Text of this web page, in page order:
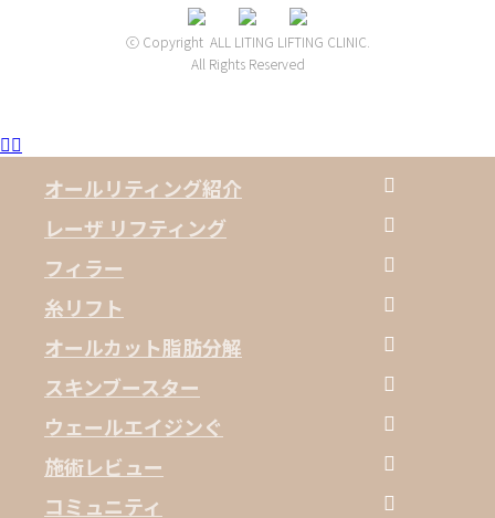
ⓒ Copyright ALL LITING LIFTING CLINIC.
All Rights Reserved
Menu
Close
Menu
オールリティング紹介
オールリティング紹介
オールリティングの哲学
オールリティング医療人
病院見て回る
診療案内・交通アクセス
レーザ リフティング
ウルセラ
ウルセラ
アイウルセラ
サーマクール
サーマクールFLX
アイサーマクールFLX
オリジオ
オリジオ
アイオリジオ
チタニウムリフティング
チューンフェイス
ポテンツァ
フィラー
非手術輪郭固定フェイスフィラー
カスタム唇フィラー
ブライト目の下フィラー
オールリティング ネック・クリアセル
糸リフト
モノ糸リフト
ミント糸リフト
シルエットソフト糸リフト
オールカット脂肪分解
オールティング
オールカット
スキンブースター
リジュラン
ジュベルック
水光
ウェールエイジンぐ
幹細胞セラピー
高圧酸素治療
施術レビュー
前後写真
コミュニティ